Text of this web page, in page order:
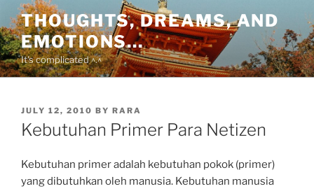
Skip
to
content
THOUGHTS, DREAMS, AND
EMOTIONS…
It's complicated ^.^
POSTED
ON
JULY 12, 2010 BY RARA
Kebutuhan Primer Para Netizen
Kebutuhan primer adalah kebutuhan pokok (primer)
yang dibutuhkan oleh manusia. Kebutuhan manusia